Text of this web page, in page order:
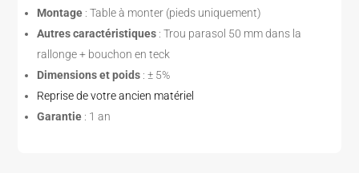
Montage : Table à monter (pieds uniquement)
Autres caractéristiques : Trou parasol 50 mm dans la
rallonge + bouchon en teck
Dimensions et poids : ± 5%
Reprise de votre ancien matériel
Garantie : 1 an